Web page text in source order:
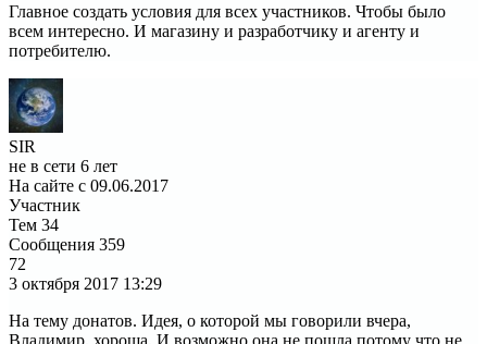
Главное создать условия для всех участников. Чтобы было
всем интересно. И магазину и разработчику и агенту и
потребителю.
SIR
не в сети 6 лет
На сайте с 09.06.2017
Участник
Тем 34
Сообщения 359
72
3 октября 2017 13:29
На тему донатов. Идея, о которой мы говорили вчера,
Владимир, хороша. И возможно она не пошла потому что не